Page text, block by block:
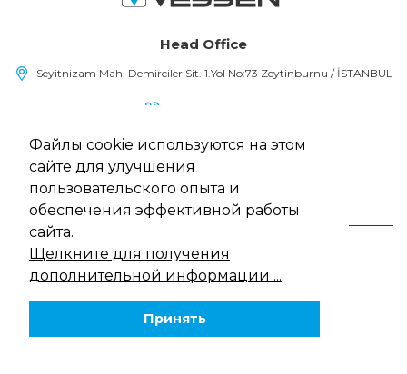
Файлы cookie используются на этом
сайте для улучшения
пользовательского опыта и
обеспечения эффективной работы
сайта.
Щелкните для получения
дополнительной информации ...
Принять
Head Office
Seyitnizam Mah. Demirciler Sit. 1.Yol No:73 Zeytinburnu / İSTANBUL
info@vessen.com
Vessen, Все права защищены
13/5000 Политика использования файлов cookie
Закон о защите персональных данных
политика конфиденциальности
Веб-дизайн